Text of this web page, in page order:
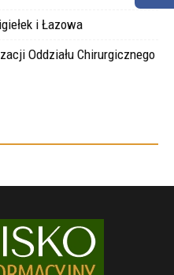
i Łazowa
Oddziału Chirurgicznego